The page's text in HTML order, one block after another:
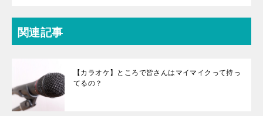
関連記事
【カラオケ】ところで皆さんはマイマイクって持っ
てるの？